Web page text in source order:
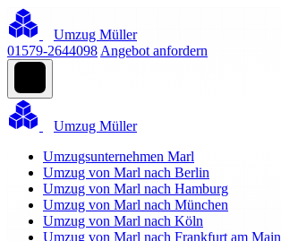
Umzug Müller
01579-2644098 Angebot anfordern
Umzug Müller
Umzugsunternehmen Marl
Umzug von Marl nach Berlin
Umzug von Marl nach Hamburg
Umzug von Marl nach München
Umzug von Marl nach Köln
Umzug von Marl nach Frankfurt am Main